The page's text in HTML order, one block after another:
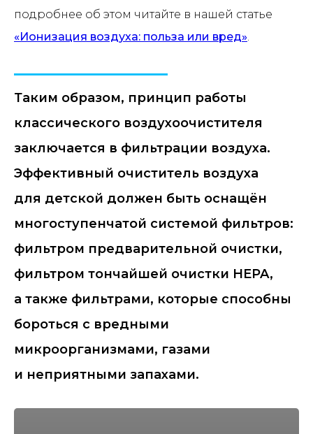
подробнее об этом читайте в нашей статье
«Ионизация воздуха: польза или вред».
Таким образом, принцип работы
классического воздухоочистителя
заключается в фильтрации воздуха.
Эффективный очиститель воздуха
для детской должен быть оснащён
многоступенчатой системой фильтров:
фильтром предварительной очистки,
фильтром тончайшей очистки HEPA,
а также фильтрами, которые способны
бороться с вредными
микроорганизмами, газами
и неприятными запахами.